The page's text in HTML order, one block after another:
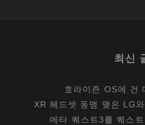
최신
호라이즌 OS에 건
XR 헤드셋 동맹 맺은 LG
메타 퀘스트3를 퀘스